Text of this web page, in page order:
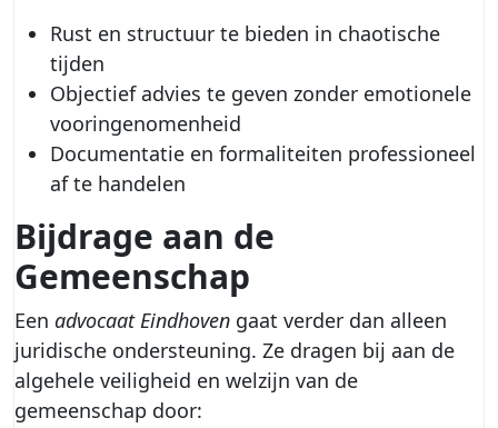
Rust en structuur te bieden in chaotische
tijden
Objectief advies te geven zonder emotionele
vooringenomenheid
Documentatie en formaliteiten professioneel
af te handelen
Bijdrage aan de
Gemeenschap
Een advocaat Eindhoven gaat verder dan alleen
juridische ondersteuning. Ze dragen bij aan de
algehele veiligheid en welzijn van de
gemeenschap door: